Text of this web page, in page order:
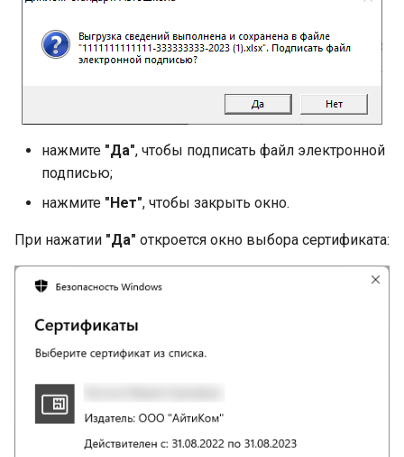
нажмите "Да", чтобы подписать файл электронной
подписью;
нажмите "Нет", чтобы закрыть окно.
При нажатии "Да" откроется окно выбора сертификата: